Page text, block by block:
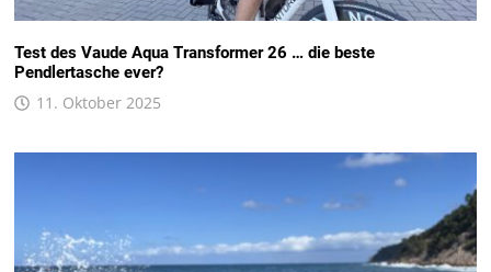
Test des Vaude Aqua Transformer 26 … die beste
Pendlertasche ever?
11. Oktober 2025